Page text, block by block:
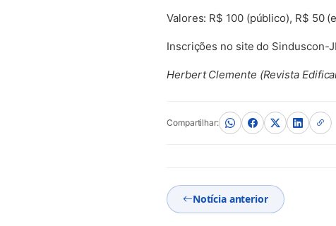
Valores: R$ 100 (público), R$ 50
Inscrições no site do Sinduscon-
Herbert Clemente (Revista
Compartilhar:
Notícia anterior